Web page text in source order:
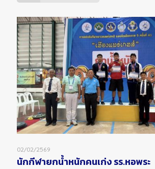
02/02/2569
นักกีฬายกน้ำหนักคนเก่ง รร.หอพระ